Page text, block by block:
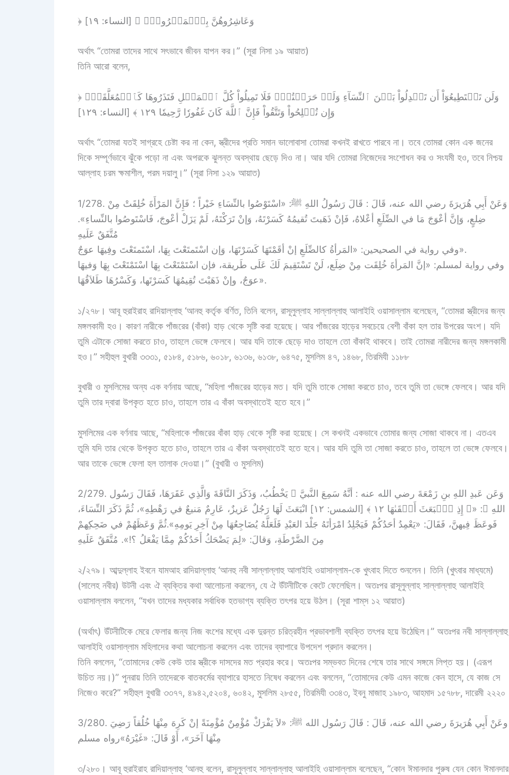
﴿ وَعَاشِرُوهُنَّ بِٱلۡمَعۡرُوفِۚ ﴾ [النساء: ١٩]
অর্থাৎ “তোমরা তাদের সাথে সৎভাবে জীবন যাপন কর।” (সূরা নিসা ১৯ আয়াত)
তিনি আরো বলেন,
﴿ وَلَن تَسۡتَطِيعُوٓاْ أَن تَعۡدِلُواْ بَيۡنَ ٱلنِّسَآءِ وَلَوۡ حَرَصۡتُمۡۖ فَلَا تَمِيلُواْ كُلَّ ٱلۡمَيۡلِ فَتَذَرُوهَا كَٱلۡمُعَلَّقَةِۚ
وَإِن تُصۡلِحُواْ وَتَتَّقُواْ فَإِنَّ ٱللَّهَ كَانَ غَفُورٗا رَّحِيمٗا ١٢٩ ﴾ [النساء: ١٢٩]
অর্থাৎ “তোমরা যতই সাগ্রহে চেষ্টা কর না কেন, স্ত্রীদের প্রতি সমান ভালোবাসা তোমরা কখনই রাখতে পারবে না। তবে তোমরা কোন এক জনের
দিকে সম্পূর্ণভাবে ঝুঁকে পড়ো না এবং অপরকে ঝুলন্ত অবস্থায় ছেড়ে দিও না। আর যদি তোমরা নিজেদের সংশোধন কর ও সংযমী হও, তবে নিশ্চয়
আল্লাহ চরম ক্ষমাশীল, পরম দয়ালু।” (সূরা নিসা ১২৯ আয়াত)
1/278. وَعَنْ أَبِي هُرَيرَةَ رضي الله عنه، قَالَ : قَالَ رَسُولُ اللهِ ﷺ: «اسْتَوْصُوا بالنِّسَاءِ خَيْراً ؛ فَإِنَّ المَرْأَةَ خُلِقَتْ مِنْ
ضِلعٍ، وَإنَّ أعْوَجَ مَا في الضِّلَعِ أعْلاهُ، فَإنْ ذَهَبتَ تُقيمُهُ كَسَرْتَهُ، وَإنْ تَرَكْتَهُ، لَمْ يَزَلْ أعْوجَ، فَاسْتَوصُوا بالنِّساءِ».
مُتَّفَقٌ عَلَيهِ
وفي رواية في الصحيحين: «المَرأةُ كالضِّلَعِ إنْ أقَمْتَهَا كَسَرْتَهَا، وَإن اسْتَمتَعْتَ بِهَا، اسْتَمتَعْتَ وفِيهَا عوَجٌ».
وفي رواية لمسلم: «إنَّ المَرأةَ خُلِقَت مِنْ ضِلَع، لَنْ تَسْتَقِيمَ لَكَ عَلَى طَريقة، فإن اسْتَمْتَعْتَ بِهَا اسْتَمْتَعْتَ بِهَا وَفيهَا
عوَجٌ، وإنْ ذَهَبْتَ تُقِيمُهَا كَسَرْتَها، وَكَسْرُهَا طَلاَقُهَا».
১/২৭৮। আবূ হুরাইরাহ রাদিয়াল্লাহু ‘আনহু কর্তৃক বর্ণিত, তিনি বলেন, রাসূলুল্লাহ সাল্লাল্লাহু আলাইহি ওয়াসাল্লাম বলেছেন, ‘‘তোমরা স্ত্রীদের জন্য
মঙ্গলকামী হও। কারণ নারীকে পাঁজরের (বাঁকা) হাড় থেকে সৃষ্টি করা হয়েছে। আর পাঁজরের হাড়ের সবচেয়ে বেশী বাঁকা হল তার উপরের অংশ। যদি
তুমি এটাকে সোজা করতে চাও, তাহলে ভেঙ্গে ফেলবে। আর যদি তাকে ছেড়ে দাও তাহলে তো বাঁকাই থাকবে। তাই তোমরা নারীদের জন্য মঙ্গলকামী
হও।’’ সহীহুল বুখারী ৩৩৩১, ৫১৮৪, ৫১৮৬, ৬০১৮, ৬১৩৬, ৬১৩৮, ৬৪৭৫, মুসলিম ৪৭, ১৪৬৮, তিরমিযী ১১৮৮
বুখারী ও মুসলিমের অন্য এক বর্ণনায় আছে, ‘‘মহিলা পাঁজরের হাড়ের মত। যদি তুমি তাকে সোজা করতে চাও, তবে তুমি তা ভেঙ্গে ফেলবে। আর যদি
তুমি তার দ্বারা উপকৃত হতে চাও, তাহলে তার এ বাঁকা অবস্থাতেই হতে হবে।’’
মুসলিমের এক বর্ণনায় আছে, ‘‘মহিলাকে পাঁজরের বাঁকা হাড় থেকে সৃষ্টি করা হয়েছে। সে কখনই একভাবে তোমার জন্য সোজা থাকবে না। এতএব
তুমি যদি তার থেকে উপকৃত হতে চাও, তাহলে তার এ বাঁকা অবস্থাতেই হতে হবে। আর যদি তুমি তা সোজা করতে চাও, তাহলে তা ভেঙ্গে ফেলবে।
আর তাকে ভেঙ্গে ফেলা হল তালাক দেওয়া।’’ (বুখারী ও মুসলিম)
2/279. وَعَن عَبدِ اللهِ بنِ زَمْعَةَ رضي الله عنه : أنَّهُ سَمِعَ النَّبيَّ ﷺ يَخْطُبُ، وَذَكَرَ النَّاقَةَ وَالَّذِي عَقَرَهَا، فَقَالَ رَسُول
اللهِ ﷺ: «﴿ إِذِ ٱنۢبَعَثَ أَشۡقَىٰهَا ١٢ ﴾ [الشمس: ١٢] انْبَعَثَ لَهَا رَجُلٌ عَزيزٌ، عَارِمٌ مَنيعٌ في رَهْطِهِ»، ثُمَّ ذَكَرَ النِّسَاءَ،
فَوعَظَ فِيهنَّ، فَقَالَ: «يَعْمِدُ أحَدُكُمْ فَيَجْلِدُ امْرَأتَهُ جَلْدَ العَبْدِ فَلَعَلَّهُ يُضَاجِعُهَا مِنْ آخِرِ يَومِهِ».ثُمَّ وَعَظَهُمْ في ضَحِكِهمْ
مِنَ الضَّرْطَةِ، وَقالَ: «لِمَ يَضْحَكُ أَحَدُكُمْ مِمَّا يَفْعَلُ ؟!». مُتَّفَقٌ عَلَيهِ
২/২৭৯। আব্দুল্লাহ ইবনে যামআহ রাদিয়াল্লাহু ‘আনহু নবী সাল্লাল্লাহু আলাইহি ওয়াসাল্লাম-কে খুৎবাহ দিতে শুনলেন। তিনি (খুৎবার মাধ্যমে)
(সালেহ নবীর) উটনী এবং ঐ ব্যক্তির কথা আলোচনা করলেন, যে ঐ উঁটনীটিকে কেটে ফেলেছিল। অতঃপর রাসূলুল্লাহ সাল্লাল্লাহু আলাইহি
ওয়াসাল্লাম বললেন, ‘‘যখন তাদের মধ্যকার সর্বাধিক হতভাগ্য ব্যক্তি তৎপর হয়ে উঠল। (সূরা শাম্‌স ১২ আয়াত)
(অর্থাৎ) উঁটনীটিকে মেরে ফেলার জন্য নিজ বংশের মধ্যে এক দুরন্ত চরিত্রহীন প্রভাবশালী ব্যক্তি তৎপর হয়ে উঠেছিল।’’ অতঃপর নবী সাল্লাল্লাহু
আলাইহি ওয়াসাল্লাম মহিলাদের কথা আলোচনা করলেন এবং তাদের ব্যাপারে উপদেশ প্রদান করলেন।
তিনি বললেন, ‘‘তোমাদের কেউ কেউ তার স্ত্রীকে দাসদের মত প্রহার করে। অতঃপর সম্ভবত দিনের শেষে তার সাথে সঙ্গমে লিপ্ত হয়। (এরূপ
উচিত নয়।)’’ পুনরায় তিনি তাদেরকে বাতকর্মের ব্যাপারে হাসতে নিষেধ করলেন এবং বললেন, ‘‘তোমাদের কেউ এমন কাজে কেন হাসে, যে কাজ সে
নিজেও করে?’’ সহীহুল বুখারী ৩৩৭৭, ৪৯৪২,৫২০৪, ৬০৪২, মুসলিম ২৮৫৫, তিরমিযী ৩৩৪৩, ইবনু মাজাহ ১৯৮৩, আহমাদ ১৫৭৮৮, দারেমী ২২২০
3/280. وعَنْ أَبِي هُرَيرَةَ رضي الله عنه، قَالَ : قَالَ رَسُول الله ﷺ: «لاَ يَفْرَكْ مُؤْمِنٌ مُؤْمِنَةً إنْ كَرِهَ مِنْهَا خُلُقاً رَضِيَ
مِنْهَا آخَرَ»، أَوْ قَالَ: «غَيْرَهُ»رواه مسلم
৩/২৮০। আবূ হুরাইরাহ রাদিয়াল্লাহু ‘আনহু বলেন, রাসূলুল্লাহ সাল্লাল্লাহু আলাইহি ওয়াসাল্লাম বলেছেন, ‘‘কোন ঈমানদার পুরুষ যেন কোন ঈমানদার